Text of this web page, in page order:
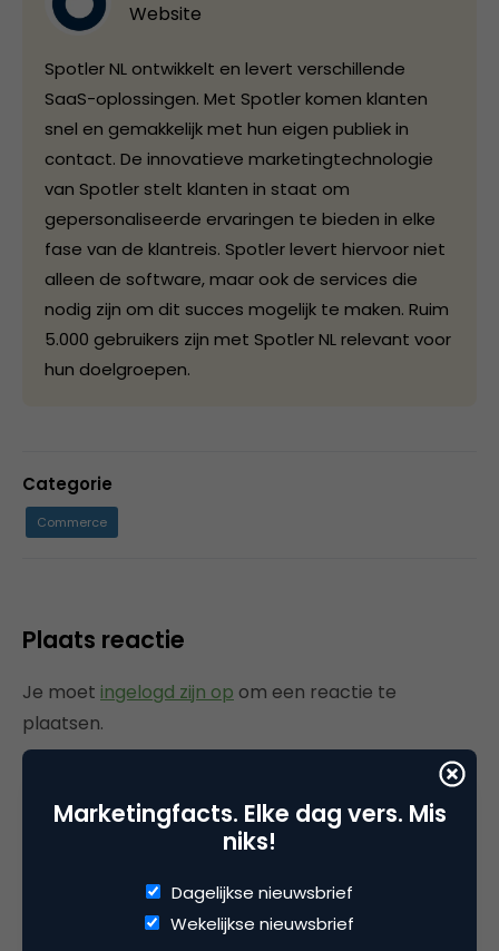
Website
Spotler NL ontwikkelt en levert verschillende
SaaS-oplossingen. Met Spotler komen klanten
snel en gemakkelijk met hun eigen publiek in
contact. De innovatieve marketingtechnologie
van Spotler stelt klanten in staat om
gepersonaliseerde ervaringen te bieden in elke
fase van de klantreis. Spotler levert hiervoor niet
alleen de software, maar ook de services die
nodig zijn om dit succes mogelijk te maken. Ruim
5.000 gebruikers zijn met Spotler NL relevant voor
hun doelgroepen.
Categorie
Commerce
Plaats reactie
Je moet ingelogd zijn op om een reactie te
plaatsen.
Gerelateerde artikelen
Rebel with or without a cause?
Wake-upcall voor ontwerpers
Marketingfacts. Elke dag vers. Mis
niks!
Dagelijkse nieuwsbrief
Wekelijkse nieuwsbrief